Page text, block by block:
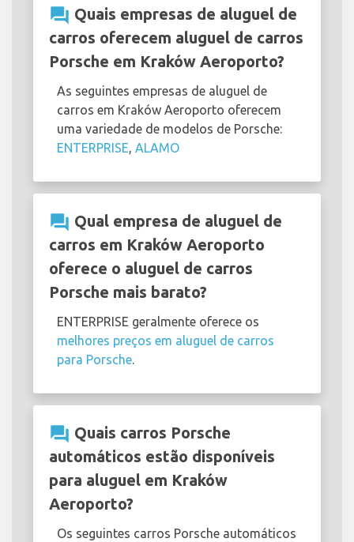
question_answer Quais empresas de aluguel de
carros oferecem aluguel de carros
Porsche em Kraków Aeroporto?
As seguintes empresas de aluguel de
carros em Kraków Aeroporto oferecem
uma variedade de modelos de Porsche:
ENTERPRISE, ALAMO
question_answer Qual empresa de aluguel de
carros em Kraków Aeroporto
oferece o aluguel de carros
Porsche mais barato?
ENTERPRISE geralmente oferece os
melhores preços em aluguel de carros
para Porsche.
question_answer Quais carros Porsche
automáticos estão disponíveis
para aluguel em Kraków
Aeroporto?
Os seguintes carros Porsche automáticos